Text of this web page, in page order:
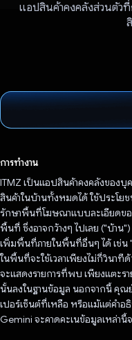
แอปสินค้าคงคลังส่วนตัว
การทำงาน
ITMZ เป็นแอปสินค้าคงคลังของ
สินค้าในบ้านทั้งหมดได้ ใช้ประโย
รักษาพื้นที่โฆษณาแบบละเอียดขอ
พื้นที่ ซึ่งอาจกว้างๆ ไปเลย ("บ้าน
เพิ่มพื้นที่ภายในพื้นที่อื่นๆ ได้ เช่น
ในพื้นที่จะใช้เวลาเพียงไม่กี่วินา
จะแสดงรายการที่พบ เพียงแตะร
นั้นลงในฐานข้อมูล นอกจากนี้ คุณ
เปอร์เซ็นต์ที่เหลือ หรือแม้แต่คำอ
Gemini จะคาดคะเนข้อมูลเหล่านี้